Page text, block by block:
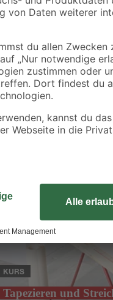
KURS
Tapezieren und